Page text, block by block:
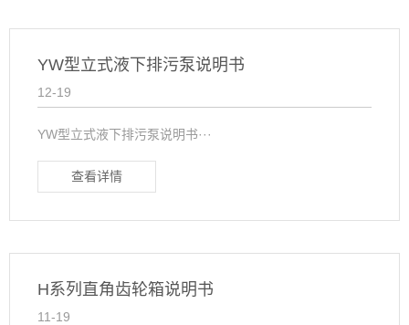
YW型立式液下排污泵说明书
12-19
YW型立式液下排污泵说明书···
查看详情
H系列直角齿轮箱说明书
11-19